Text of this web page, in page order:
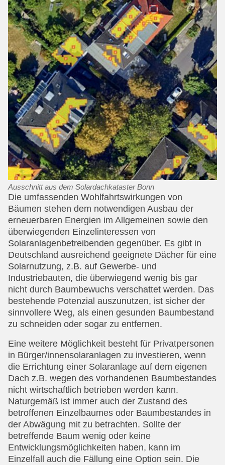
Ausschnitt aus dem Solardachkataster Bonn
Die umfassenden Wohlfahrtswirkungen von
Bäumen stehen dem notwendigen Ausbau der
erneuerbaren Energien im Allgemeinen sowie den
überwiegenden Einzelinteressen von
Solaranlagenbetreibenden gegenüber. Es gibt in
Deutschland ausreichend geeignete Dächer für eine
Solarnutzung, z.B. auf Gewerbe- und
Industriebauten, die überwiegend wenig bis gar
nicht durch Baumbewuchs verschattet werden. Das
bestehende Potenzial auszunutzen, ist sicher der
sinnvollere Weg, als einen gesunden Baumbestand
zu schneiden oder sogar zu entfernen.
Eine weitere Möglichkeit besteht für Privatpersonen
in Bürger/innensolaranlagen zu investieren, wenn
die Errichtung einer Solaranlage auf dem eigenen
Dach z.B. wegen des vorhandenen Baumbestandes
nicht wirtschaftlich betrieben werden kann.
Naturgemäß ist immer auch der Zustand des
betroffenen Einzelbaumes oder Baumbestandes in
der Abwägung mit zu betrachten. Sollte der
betreffende Baum wenig oder keine
Entwicklungsmöglichkeiten haben, kann im
Einzelfall auch die Fällung eine Option sein. Die